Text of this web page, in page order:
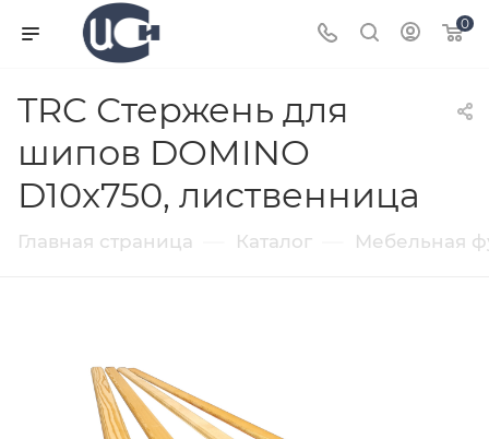
0
TRC Стержень для
шипов DOMINO
D10x750, лиственница
Главная страница Каталог Мебельная